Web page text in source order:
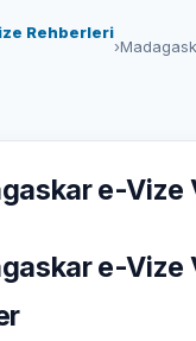
Rehberleri
›
e-Vize
e-Vize